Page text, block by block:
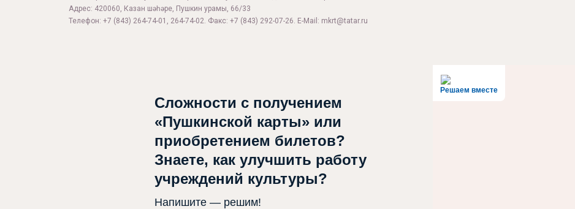
Театр турында
Адрес: 420060, Казан шәһәре, Пушкин урамы, 66/33
Телефон: +7 (843) 264-74-01, 264-74-02. Факс: +7 (843) 292-07-26. E-Mail: mkrt@tatar.ru
Решаем вместе
Сложности с получением
«Пушкинской карты» или
приобретением билетов?
Знаете, как улучшить работу
учреждений культуры?
Напишите — решим!